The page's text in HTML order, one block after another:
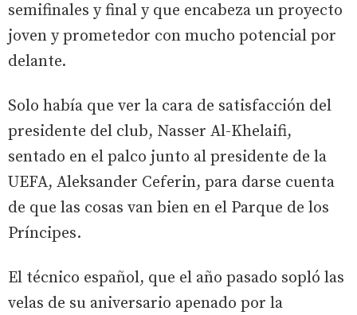
semifinales y final y que encabeza un proyecto
joven y prometedor con mucho potencial por
delante.
Solo había que ver la cara de satisfacción del
presidente del club, Nasser Al-Khelaifi,
sentado en el palco junto al presidente de la
UEFA, Aleksander Ceferin, para darse cuenta
de que las cosas van bien en el Parque de los
Príncipes.
El técnico español, que el año pasado sopló las
velas de su aniversario apenado por la